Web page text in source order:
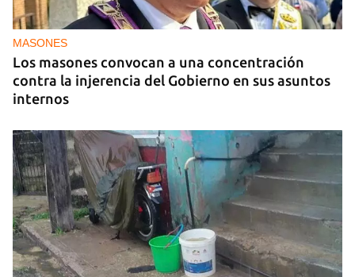
MASONES
Los masones convocan a una concentración
contra la injerencia del Gobierno en sus asuntos
internos